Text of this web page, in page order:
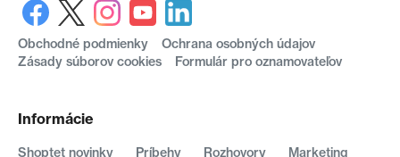
Informácie
Shoptet novinky Príbehy Rozhovory Marketing
Obchodné podmienky
Ochrana osobných údajov
Zásady súborov cookies
Formulár pro oznamovateľov